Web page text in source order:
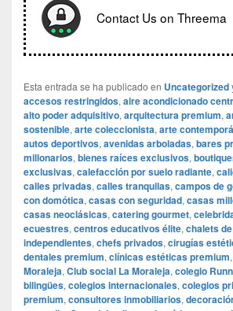
Contact Us on Threema
Esta entrada se ha publicado en Uncategorized
accesos restringidos, aire acondicionado
alto poder adquisitivo, arquitectura premium,
sostenible, arte coleccionista, arte
autos deportivos, avenidas arboladas, bares
millonarios, bienes raíces exclusivos,
exclusivas, calefacción por suelo radiante,
calles privadas, calles tranquilas, campos de
con domótica, casas con seguridad, casas
casas neoclásicas, catering gourmet,
ecuestres, centros educativos élite, chalets
independientes, chefs privados, cirugías
dentales premium, clínicas estéticas premium,
Moraleja, Club social La Moraleja, colegio
bilingües, colegios internacionales, colegios
premium, consultores inmobiliarios,